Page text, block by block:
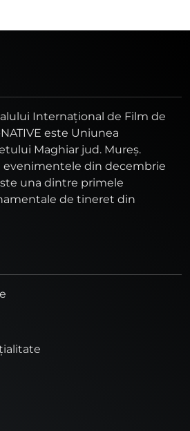
Internaţional de Film de
este Uniunea
Maghiar jud. Mureş.
din decembrie
una dintre primele
de tineret din